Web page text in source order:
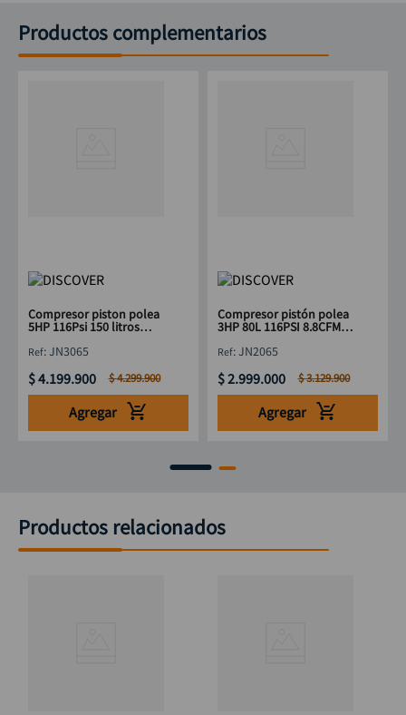
Productos complementarios
Compresor piston polea
5HP 116Psi 150 litros
DISCOVER JN3065
:JN3065
$4.199.900 $4.299.900
Agregar
Compresor pistón polea
3HP 80L 116PSI 8.8CFM
:JN2065
$2.999.000 $3.129.900
Agregar
Productos relacionados